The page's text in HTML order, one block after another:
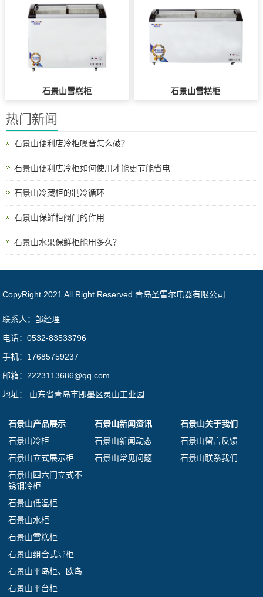
石景山雪糕柜 石景山雪糕柜
热门新闻
石景山便利店冷柜噪音怎么破？
石景山便利店冷柜如何使用才能更节能省电
石景山冷藏柜的制冷循环
石景山保鲜柜阀门的作用
石景山水果保鲜柜能用多久？
CopyRight 2021 All Right Reserved 青岛圣雪尔电器有限公司
联系人：邹经理
电话：0532-83533796
手机：17685759237
邮箱：2223113686@qq.com
地址： 山东省青岛市即墨区灵山工业园
石景山产品展示
石景山冷柜
石景山立式展示柜
石景山四六门立式不
锈钢冷柜
石景山低温柜
石景山水柜
石景山雪糕柜
石景山组合式导柜
石景山平岛柜、欧岛
石景山平台柜
石景山新闻资讯
石景山新闻动态
石景山常见问题
石景山关于我们
石景山留言反馈
石景山联系我们